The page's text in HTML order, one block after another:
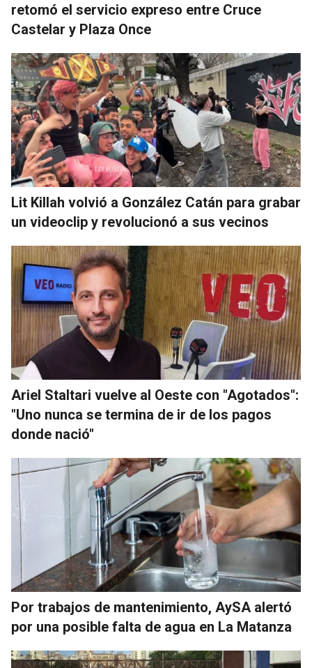
retomó el servicio expreso entre Cruce
Castelar y Plaza Once
Lit Killah volvió a González Catán para grabar
un videoclip y revolucionó a sus vecinos
Ariel Staltari vuelve al Oeste con "Agotados":
"Uno nunca se termina de ir de los pagos
donde nació"
Por trabajos de mantenimiento, AySA alertó
por una posible falta de agua en La Matanza